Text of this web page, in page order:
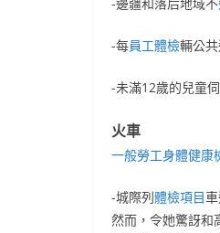
-每員工體檢輛公
-未滿12歲的兒童
火車
一般勞工身體健康
-城際列體檢項目
然而，令她驚訝和